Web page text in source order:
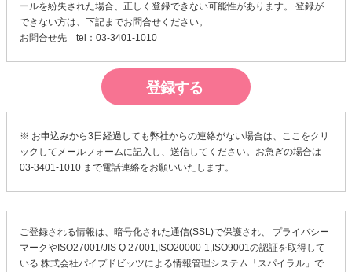
ールを紛失された場合、正しく登録できない可能性があります。 登録が
できない方は、下記までお問合せください。
お問合せ先 tel：03-3401-1010
※ お申込みから3日経過しても弊社からの連絡がない場合は、 ここ をクリ
ックしてメールフォームに記入し、送信してください。お急ぎの場合は
03-3401-1010 まで電話連絡をお願いいたします。
ご登録される情報は、暗号化された通信(SSL)で保護され、 プライバシー
マークやISO27001/JIS Q 27001,ISO20000-1,ISO9001の認証を取得して
いる 株式会社パイプドビッツによる情報管理システム「スパイラル」 で